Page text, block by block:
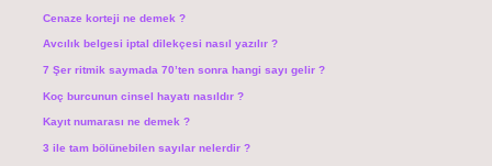
Cenaze korteji ne demek ?
Avcılık belgesi iptal dilekçesi nasıl yazılır ?
7 Şer ritmik saymada 70’ten sonra hangi sayı gelir ?
Koç burcunun cinsel hayatı nasıldır ?
Kayıt numarası ne demek ?
3 ile tam bölünebilen sayılar nelerdir ?